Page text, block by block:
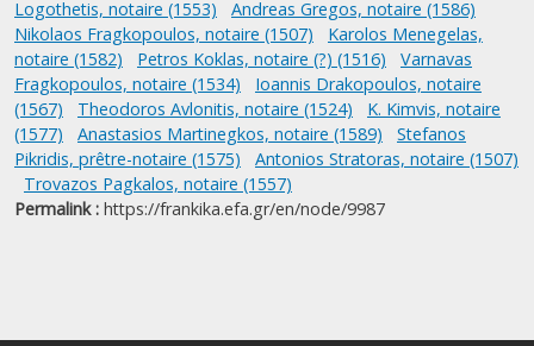
Logothetis, notaire (1553)
Andreas Gregos, notaire (1586)
Nikolaos Fragkopoulos, notaire (1507)
Karolos Menegelas,
notaire (1582)
Petros Koklas, notaire (?) (1516)
Varnavas
Fragkopoulos, notaire (1534)
Ioannis Drakopoulos, notaire
(1567)
Theodoros Avlonitis, notaire (1524)
K. Kimvis, notaire
(1577)
Anastasios Martinegkos, notaire (1589)
Stefanos
Pikridis, prêtre-notaire (1575)
Antonios Stratoras, notaire (1507)
Trovazos Pagkalos, notaire (1557)
Permalink : https://frankika.efa.gr/en/node/9987